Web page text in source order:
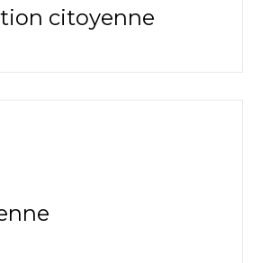
citoyenne